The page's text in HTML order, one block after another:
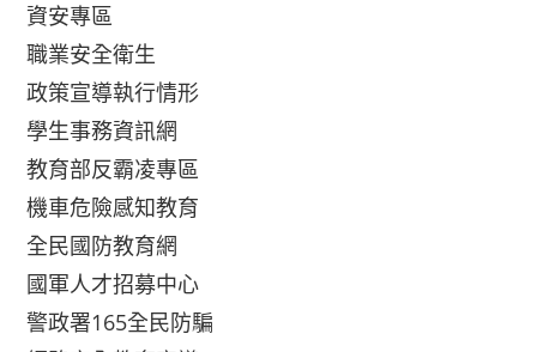
資安專區
職業安全衛生
政策宣導執行情形
學生事務資訊網
教育部反霸凌專區
機車危險感知教育
全民國防教育網
國軍人才招募中心
警政署165全民防騙